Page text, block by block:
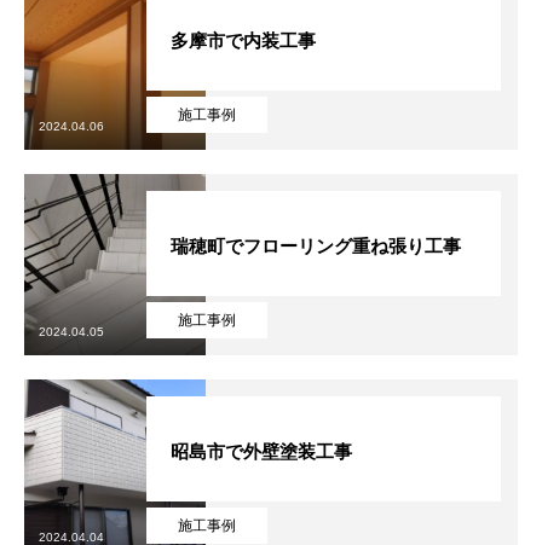
施工事例
多摩市で内装工事
2024.04.06
施工事例
瑞穂町でフローリング重ね張り工事
2024.04.05
施工事例
昭島市で外壁塗装工事
2024.04.04